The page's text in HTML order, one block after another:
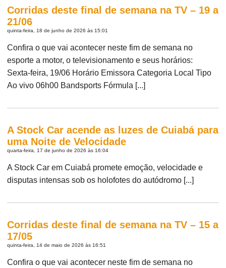
Corridas deste final de semana na TV – 19 a
21/06
quinta-feira, 18 de junho de 2026 às 15:01
Confira o que vai acontecer neste fim de semana no
esporte a motor, o televisionamento e seus horários:
Sexta-feira, 19/06 Horário Emissora Categoria Local Tipo
Ao vivo 06h00 Bandsports Fórmula [...]
A Stock Car acende as luzes de Cuiabá para
uma Noite de Velocidade
quarta-feira, 17 de junho de 2026 às 16:04
A Stock Car em Cuiabá promete emoção, velocidade e
disputas intensas sob os holofotes do autódromo [...]
Corridas deste final de semana na TV – 15 a
17/05
quinta-feira, 14 de maio de 2026 às 16:51
Confira o que vai acontecer neste fim de semana no